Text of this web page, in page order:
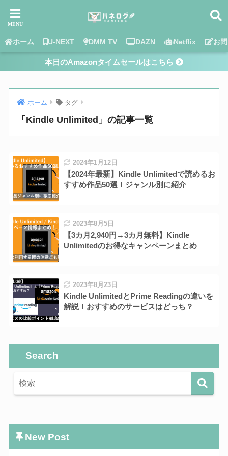
ホーム U-NEXT DMM TV DAZN Netflix お
本日のAmazonタイムセールはこちら
ホーム タグ
「Kindle Unlimited」の記事一覧
2024年1月12日
【2024年最新】Kindle Unlimitedで読めるお
すすめ作品50選！ジャンル別に紹介
2023年8月5日
【3カ月2,940円→3カ月無料】Kindle
Unlimitedのお得なキャンペーンまとめ
2023年8月23日
Kindle UnlimitedとPrime Readingの違いを
解説！おすすめのサービスはどっち？
Search
New Post